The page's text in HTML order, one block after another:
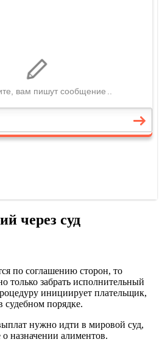
через суд
по соглашению сторон, то
только забрать исполнительный
инициирует плательщик,
судебном порядке.
нужно идти в мировой суд,
назначении алиментов.